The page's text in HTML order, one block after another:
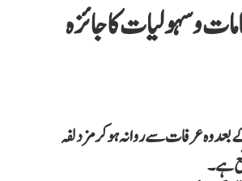
و سہولیات کا جائزہ
وہ عرفات سے روانہ ہو کر مزدلفہ
ہے۔